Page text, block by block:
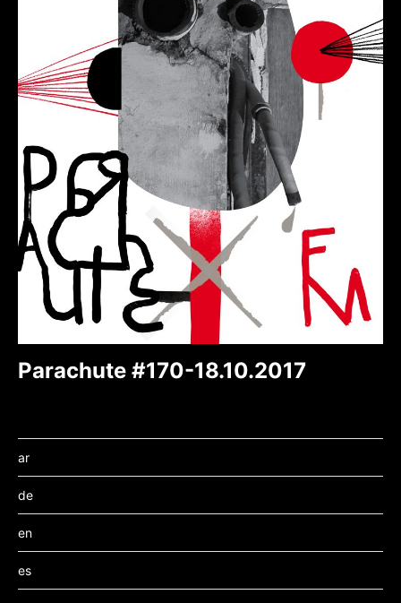
Parachute #170-18.10.2017
ar
de
en
es